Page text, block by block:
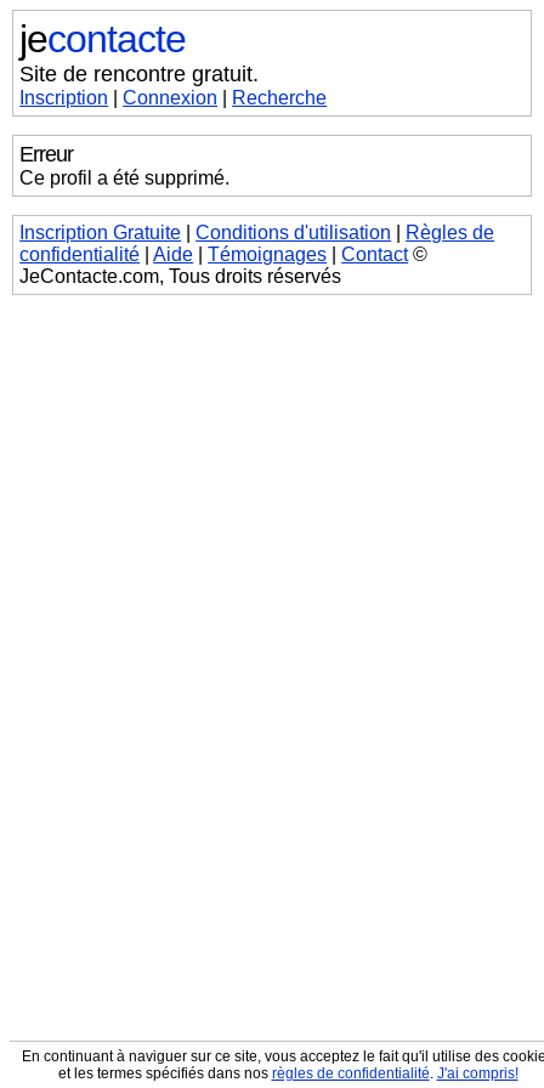
En continuant à naviguer sur ce site, vous acceptez le fait qu'il utilise des
et les termes spécifiés dans nos règles de confidentialité. J'ai compris!
jecontacte
Site de rencontre gratuit.
Inscription |Connexion Recherche
Erreur
Ce profil a été supprimé.
Inscription Gratuite |Conditions d'utilisation
Règles de
confidentialité |Aide |Témoignages |Contact©
JeContacte.com, Tous droits réservés